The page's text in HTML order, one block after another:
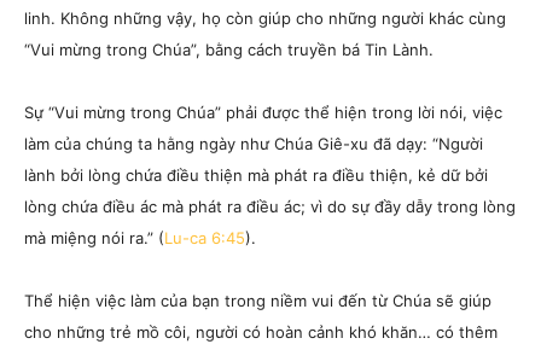
linh. Không những vậy, họ còn giúp cho những người khác cùng
“Vui mừng trong Chúa”, bằng cách truyền bá Tin Lành.
Sự “Vui mừng trong Chúa” phải được thể hiện trong lời nói, việc
làm của chúng ta hằng ngày như Chúa Giê-xu đã dạy: “Người
lành bởi lòng chứa điều thiện mà phát ra điều thiện, kẻ dữ bởi
lòng chứa điều ác mà phát ra điều ác; vì do sự đầy dẫy trong lòng
mà miệng nói ra.” (Lu-ca 6:45).
Thể hiện việc làm của bạn trong niềm vui đến từ Chúa sẽ giúp
cho những trẻ mồ côi, người có hoàn cảnh khó khăn… có thêm